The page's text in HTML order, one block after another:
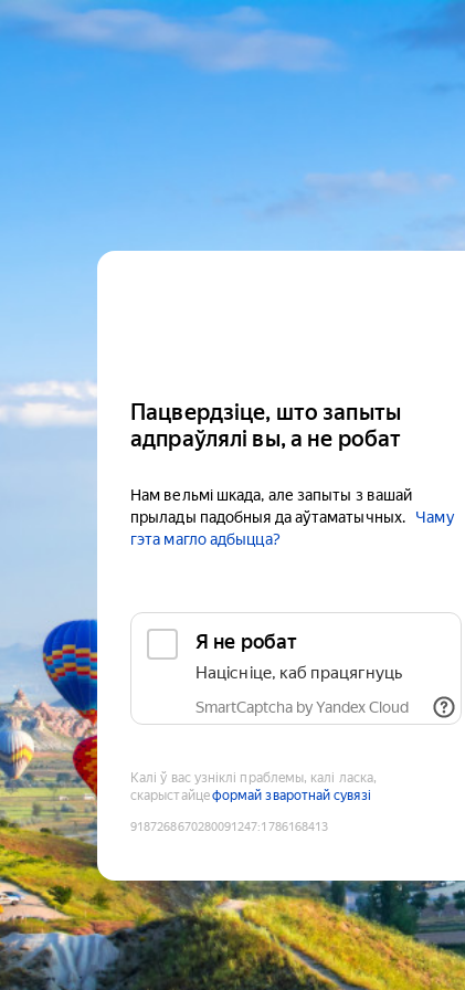
Пацвердзіце, што запыты
адпраўлялі вы, а не робат
Нам вельмі шкада, але запыты з вашай
прылады падобныя да аўтаматычных.
Чаму
гэта магло адбыцца?
Я не робат
Націсніце, каб працягнуць
SmartCaptcha by Yandex Cloud
Калі ў вас узніклі праблемы, калі ласка,
скарыстайцеформай зваротнай сувязі
9187268670280091247:1786168413